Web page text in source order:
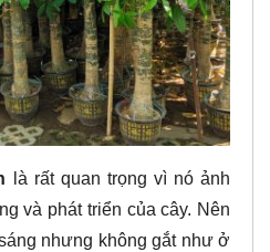
là rất quan trọng vì nó ảnh
và phát triển của cây. Nên
nhưng không gắt như ở